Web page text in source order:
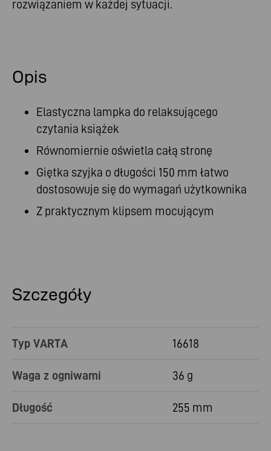
rozwiązaniem w każdej sytuacji.
Opis
Elastyczna lampka do relaksującego
czytania książek
Równomiernie oświetla całą stronę
Giętka szyjka o długości 150 mm łatwo
dostosowuje się do wymagań użytkownika
Z praktycznym klipsem mocującym
Szczegóły
Typ VARTA 16618
Waga z ogniwami 36 g
Długość 255 mm